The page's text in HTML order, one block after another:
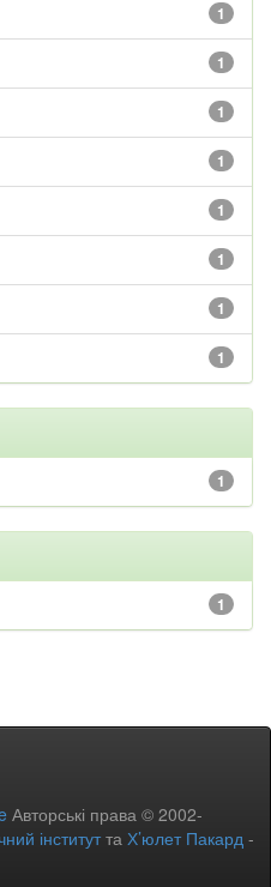
1
1
1
1
1
1
1
1
1
1
Авторські права © 2002-
інститутта Х’юлет Пакард -